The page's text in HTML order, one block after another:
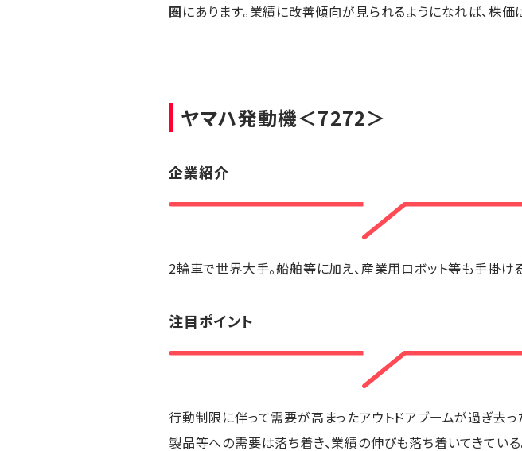
圏にあります。業績に改善傾向が見られるようになれば、株価
ヤマハ発動機＜7272＞
企業紹介
2輪車で世界大手。船舶等に加え、産業用ロボット等も手掛ける
注目ポイント
行動制限に伴って需要が高まったアウトドアブームが過ぎ去っ
製品等への需要は落ち着き、業績の伸びも落ち着いてきている